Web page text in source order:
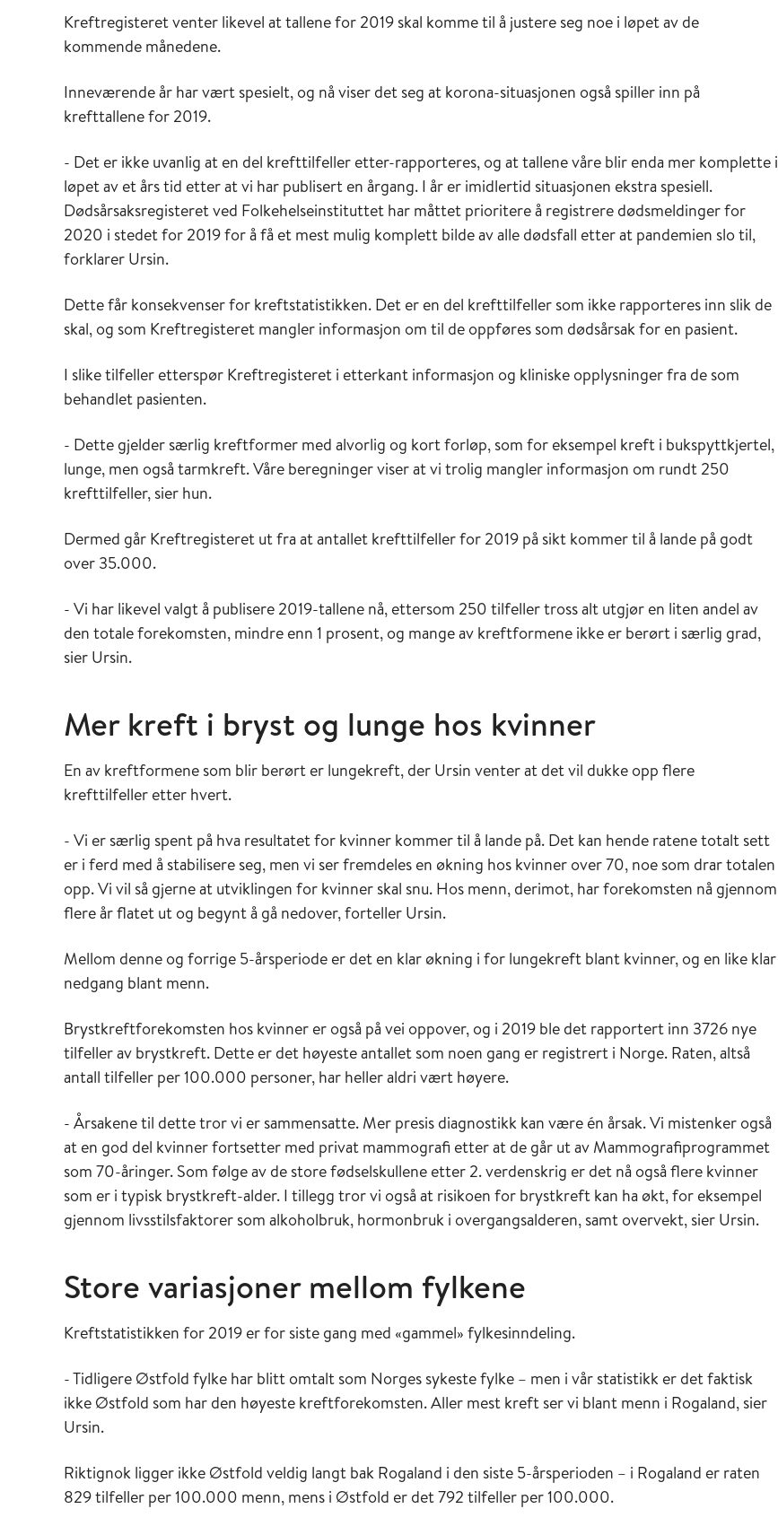
Kreftregisteret venter likevel at tallene for 2019 skal komme til å justere seg noe i løpet av de
kommende månedene.
Inneværende år har vært spesielt, og nå viser det seg at korona-situasjonen også spiller inn på
krefttallene for 2019.
- Det er ikke uvanlig at en del krefttilfeller etter-rapporteres, og at tallene våre blir enda mer komplette i
løpet av et års tid etter at vi har publisert en årgang. I år er imidlertid situasjonen ekstra spesiell.
Dødsårsaksregisteret ved Folkehelseinstituttet har måttet prioritere å registrere dødsmeldinger for
2020 i stedet for 2019 for å få et mest mulig komplett bilde av alle dødsfall etter at pandemien slo til,
forklarer Ursin.
Dette får konsekvenser for kreftstatistikken. Det er en del krefttilfeller som ikke rapporteres inn slik de
skal, og som Kreftregisteret mangler informasjon om til de oppføres som dødsårsak for en pasient.
I slike tilfeller etterspør Kreftregisteret i etterkant informasjon og kliniske opplysninger fra de som
behandlet pasienten.
- Dette gjelder særlig kreftformer med alvorlig og kort forløp, som for eksempel kreft i bukspyttkjertel,
lunge, men også tarmkreft. Våre beregninger viser at vi trolig mangler informasjon om rundt 250
krefttilfeller, sier hun.
Dermed går Kreftregisteret ut fra at antallet krefttilfeller for 2019 på sikt kommer til å lande på godt
over 35.000.
- Vi har likevel valgt å publisere 2019-tallene nå, ettersom 250 tilfeller tross alt utgjør en liten andel av
den totale forekomsten, mindre enn 1 prosent, og mange av kreftformene ikke er berørt i særlig grad,
sier Ursin.
Mer kreft i bryst og lunge hos kvinner
En av kreftformene som blir berørt er lungekreft, der Ursin venter at det vil dukke opp flere
krefttilfeller etter hvert.
- Vi er særlig spent på hva resultatet for kvinner kommer til å lande på. Det kan hende ratene totalt sett
er i ferd med å stabilisere seg, men vi ser fremdeles en økning hos kvinner over 70, noe som drar totalen
opp. Vi vil så gjerne at utviklingen for kvinner skal snu. Hos menn, derimot, har forekomsten nå gjennom
flere år flatet ut og begynt å gå nedover, forteller Ursin.
Mellom denne og forrige 5-årsperiode er det en klar økning i for lungekreft blant kvinner, og en like klar
nedgang blant menn.
Brystkreftforekomsten hos kvinner er også på vei oppover, og i 2019 ble det rapportert inn 3726 nye
tilfeller av brystkreft. Dette er det høyeste antallet som noen gang er registrert i Norge. Raten, altså
antall tilfeller per 100.000 personer, har heller aldri vært høyere.
- Årsakene til dette tror vi er sammensatte. Mer presis diagnostikk kan være én årsak. Vi mistenker også
at en god del kvinner fortsetter med privat mammografi etter at de går ut av Mammografiprogrammet
som 70-åringer. Som følge av de store fødselskullene etter 2. verdenskrig er det nå også flere kvinner
som er i typisk brystkreft-alder. I tillegg tror vi også at risikoen for brystkreft kan ha økt, for eksempel
gjennom livsstilsfaktorer som alkoholbruk, hormonbruk i overgangsalderen, samt overvekt, sier Ursin.
Store variasjoner mellom fylkene
Kreftstatistikken for 2019 er for siste gang med «gammel» fylkesinndeling.
- Tidligere Østfold fylke har blitt omtalt som Norges sykeste fylke – men i vår statistikk er det faktisk
ikke Østfold som har den høyeste kreftforekomsten. Aller mest kreft ser vi blant menn i Rogaland, sier
Ursin.
Riktignok ligger ikke Østfold veldig langt bak Rogaland i den siste 5-årsperioden – i Rogaland er raten
829 tilfeller per 100.000 menn, mens i Østfold er det 792 tilfeller per 100.000.